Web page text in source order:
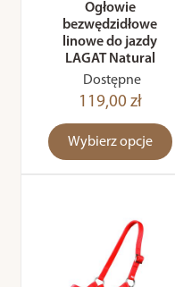
Ogłowie
bezwędzidłowe
linowe do jazdy
LAGAT Natural
Dostępne
119,00 zł
Wybierz opcje